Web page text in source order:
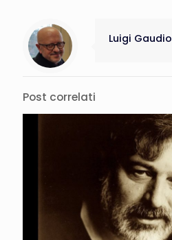
Luigi Gaudio
Post correlati